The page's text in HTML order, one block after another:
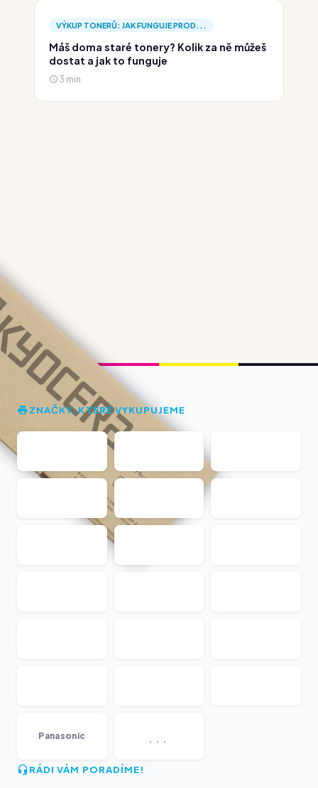
VÝKUP TONERŮ: JAK FUNGUJE PROD...
Máš doma staré tonery? Kolik za ně můžeš
dostat a jak to funguje
3 min.
ZNAČKY, KTERÉ VYKUPUJEME
Panasonic ...
RÁDI VÁM PORADÍME!